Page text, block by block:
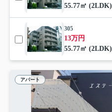
55.77㎡ (2LDK)
305
13万円
55.77㎡ (2LDK)
アパート